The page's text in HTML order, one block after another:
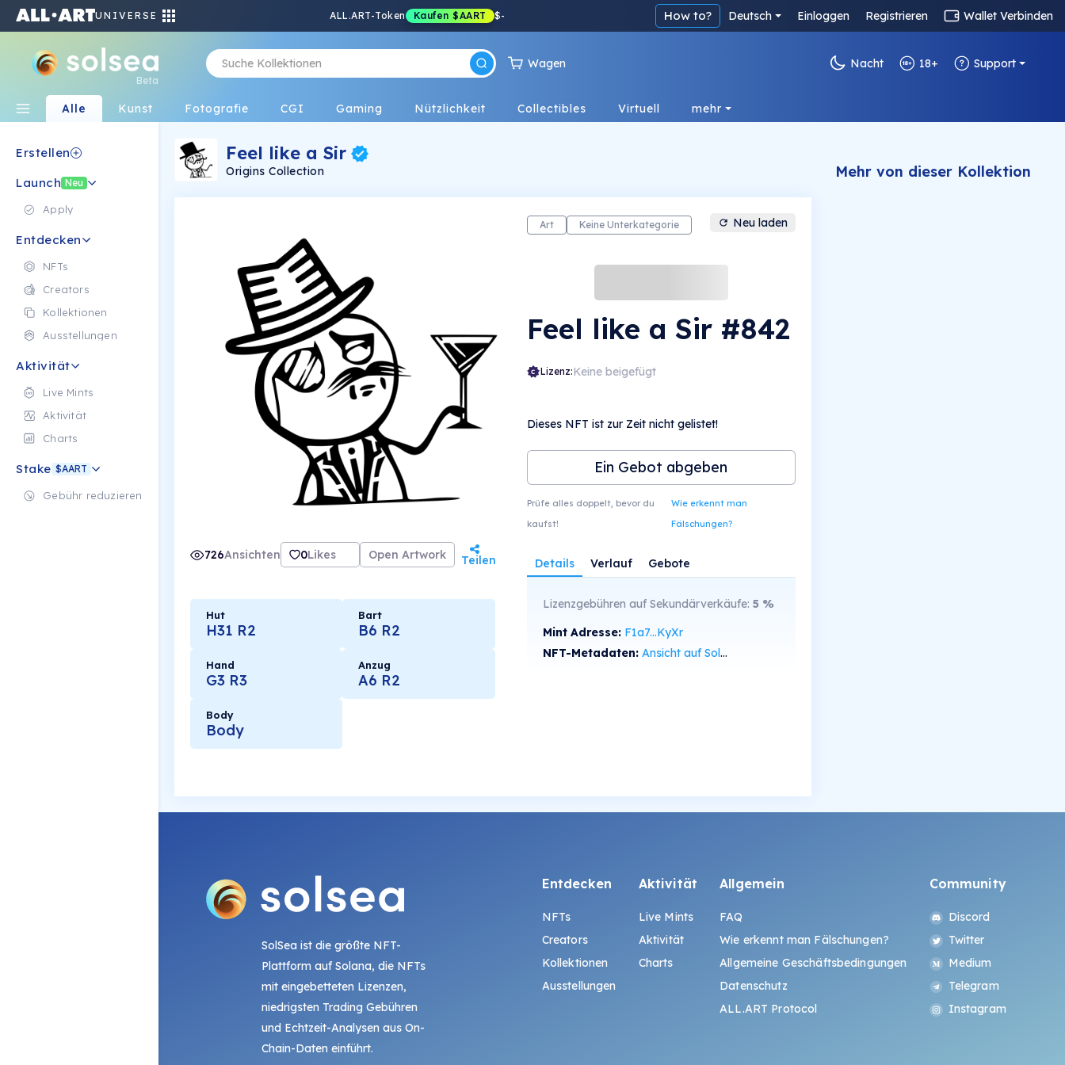
UNIVERSE ALL.ART-Token Kaufen $AART $- How to? Deutsch Einloggen Registrieren Wallet Verbinden
Beta
Wagen Nacht 18+ Support
Alle Kunst Fotografie CGI Gaming Nützlichkeit Collectibles Virtuell mehr
Erstellen
Launch Neu
Apply
Entdecken
NFTs
Creators
Kollektionen
Ausstellungen
Aktivität
Live Mints
Aktivität
Charts
Stake $AART
Gebühr reduzieren
Feel like a Sir
Origins Collection
726Ansichten 0Likes Open Artwork Teilen
Hut
H31 R2
Bart
B6 R2
Hand
G3 R3
Anzug
A6 R2
Body
Body
Art Keine Unterkategorie Neu laden
Feel like a Sir #842
Lizenz:Keine beigefügt
Dieses NFT ist zur Zeit nicht gelistet!
Ein Gebot abgeben
Prüfe alles doppelt, bevor du
kaufst!
Wie erkennt man
Fälschungen?
Details Verlauf Gebote
Lizenzgebühren auf Sekundärverkäufe: 5%
Mint Adresse: F1a7...KyXr
NFT-Metadaten: Ansicht auf SolScan
Mehr von dieser Kollektion
SolSea ist die größte NFT-
Plattform auf Solana, die NFTs
mit eingebetteten Lizenzen,
niedrigsten Trading Gebühren
und Echtzeit-Analysen aus On-
Chain-Daten einführt.
Entdecken
NFTs
Creators
Kollektionen
Ausstellungen
Aktivität
Live Mints
Aktivität
Charts
Allgemein
FAQ
Wie erkennt man Fälschungen?
Allgemeine Geschäftsbedingungen
Datenschutz
ALL.ART Protocol
Community
Discord
Twitter
Medium
Telegram
Instagram